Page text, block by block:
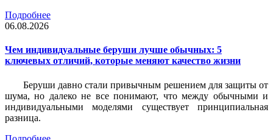
Подробнее
06.08.2026
Чем индивидуальные беруши лучше обычных: 5
ключевых отличий, которые меняют качество жизни
Беруши давно стали привычным решением для защиты от
шума, но далеко не все понимают, что между обычными и
индивидуальными моделями существует принципиальная
разница.